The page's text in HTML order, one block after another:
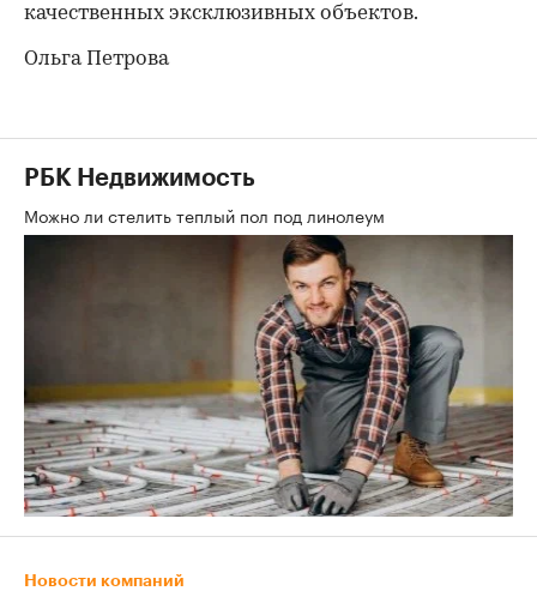
качественных эксклюзивных объектов.
Ольга Петрова
РБК Недвижимость
Можно ли стелить теплый пол под линолеум
Новости компаний